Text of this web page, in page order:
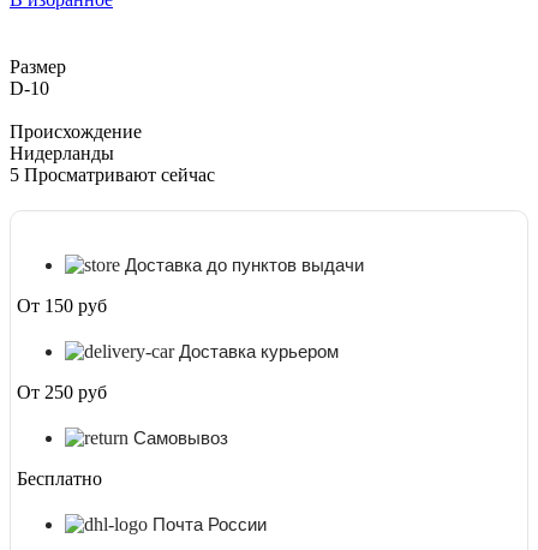
оранжево-
10
Размер
D-10
Происхождение
Нидерланды
5 Просматривают сейчас
Доставка до пунктов выдачи
От 150 руб
Доставка курьером
От 250 руб
Самовывоз
Бесплатно
Почта России